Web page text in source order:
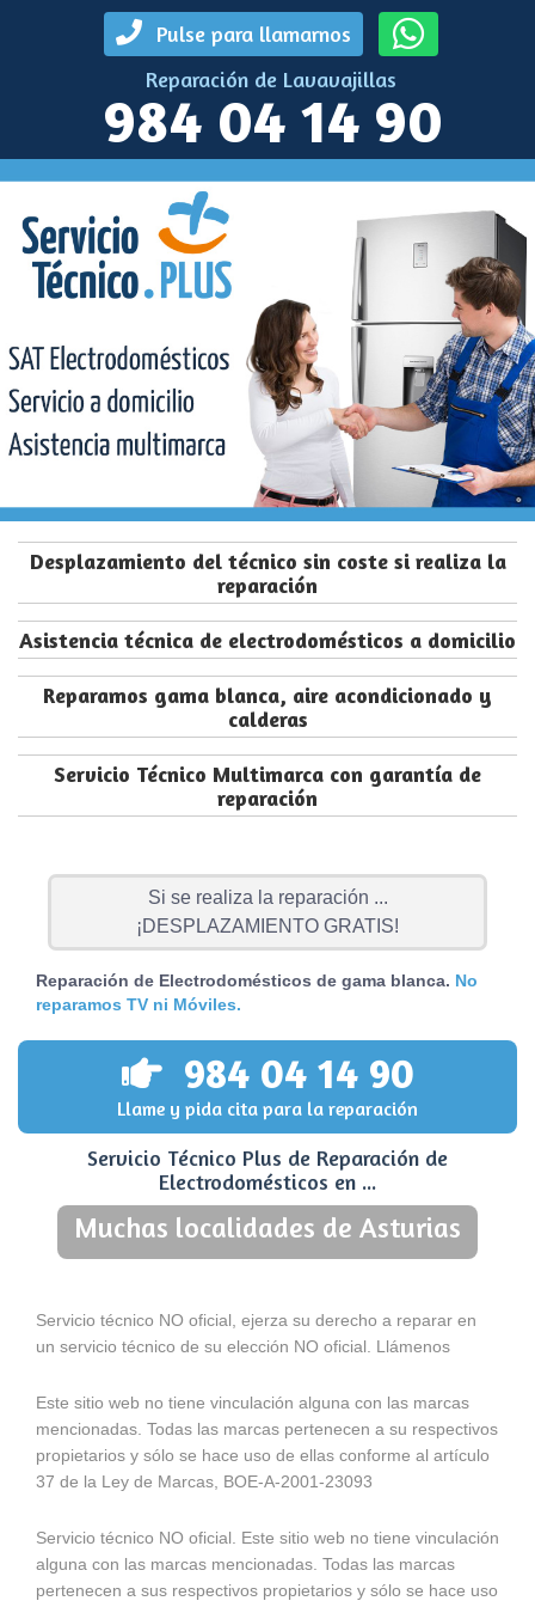
Pulse para llamarnos
Reparación de Lavavajillas
984 04 14 90
Desplazamiento del técnico sin coste si realiza la
reparación
Asistencia técnica de electrodomésticos a domicilio
Reparamos gama blanca, aire acondicionado y
calderas
Servicio Técnico Multimarca con garantía de
reparación
Si se realiza la reparación ...
¡DESPLAZAMIENTO GRATIS!
Reparación de Electrodomésticos de gama blanca. No
reparamos TV ni Móviles.
984 04 14 90
Llame y pida cita para la reparación
Servicio Técnico Plus de Reparación de
Electrodomésticos en ...
Muchas localidades de Asturias
Servicio técnico NO oficial, ejerza su derecho a reparar en
un servicio técnico de su elección NO oficial. Llámenos
Este sitio web no tiene vinculación alguna con las marcas
mencionadas. Todas las marcas pertenecen a su respectivos
propietarios y sólo se hace uso de ellas conforme al artículo
37 de la Ley de Marcas, BOE-A-2001-23093
Servicio técnico NO oficial. Este sitio web no tiene vinculación
alguna con las marcas mencionadas. Todas las marcas
pertenecen a sus respectivos propietarios y sólo se hace uso